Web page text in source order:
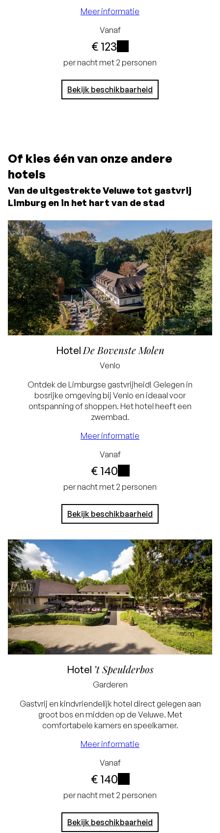
Meer informatie
Vanaf
€ 123
i
24 uur voor aankomst
Geen creditcard
nodig, u betaalt in het
hotel
per nacht met 2 personen
Bekijk beschikbaarheid
Of kies één van onze andere
hotels
Van de uitgestrekte Veluwe tot gastvrij
Limburg en in het hart van de stad
8.3
rating
Hotel De Bovenste Molen
Venlo
Ontdek de Limburgse gastvrijheid! Gelegen in
bosrijke omgeving bij Venlo en ideaal voor
ontspanning of shoppen. Het hotel heeft een
zwembad.
Meer informatie
Vanaf
€ 140
i
Laagste prijsgarantie
Gratis annuleren tot
24 uur voor aankomst
Geen creditcard
nodig, u betaalt in het
hotel
per nacht met 2 personen
Bekijk beschikbaarheid
8.6
rating
Hotel ’t Speulderbos
Garderen
Gastvrij en kindvriendelijk hotel direct gelegen aan
groot bos en midden op de Veluwe. Met
comfortabele kamers en speelkamer.
Meer informatie
Vanaf
€ 140
i
Laagste prijsgarantie
Gratis annuleren tot
nodig, u betaalt in het
hotel
per nacht met 2 personen
Bekijk beschikbaarheid